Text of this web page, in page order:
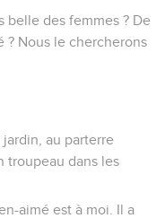
belle des femmes ? De
Nous le chercherons
au parterre
troupeau dans les
aimé est à moi. Il a